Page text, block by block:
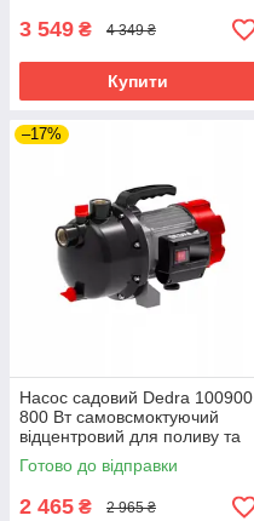
3 549 ₴ 4 349 ₴
Купити
–17%
Насос садовий Dedra 100900
800 Вт самовсмоктуючий
відцентровий для поливу та
водопостачання
Готово до відправки
2 465 ₴ 2 965 ₴